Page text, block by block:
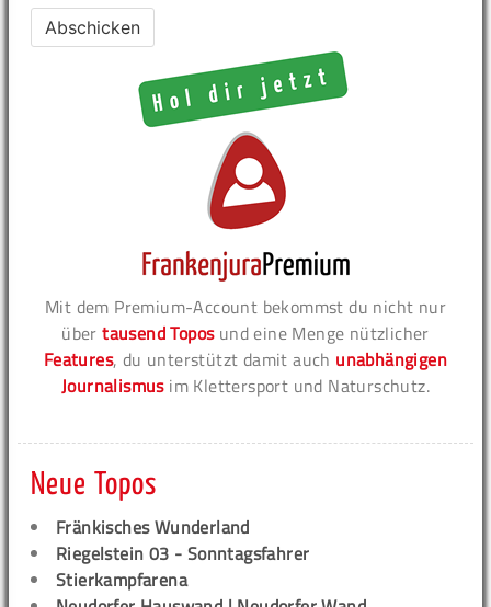
Mit dem Premium-Account bekommst du nicht nur
übertausend Toposund eine Menge nützlicher
Features, du unterstützt damit auch unabhängigen
Journalismusim Klettersport und Naturschutz.
Neue Topos
Fränkisches Wunderland
Riegelstein 03 - Sonntagsfahrer
Stierkampfarena